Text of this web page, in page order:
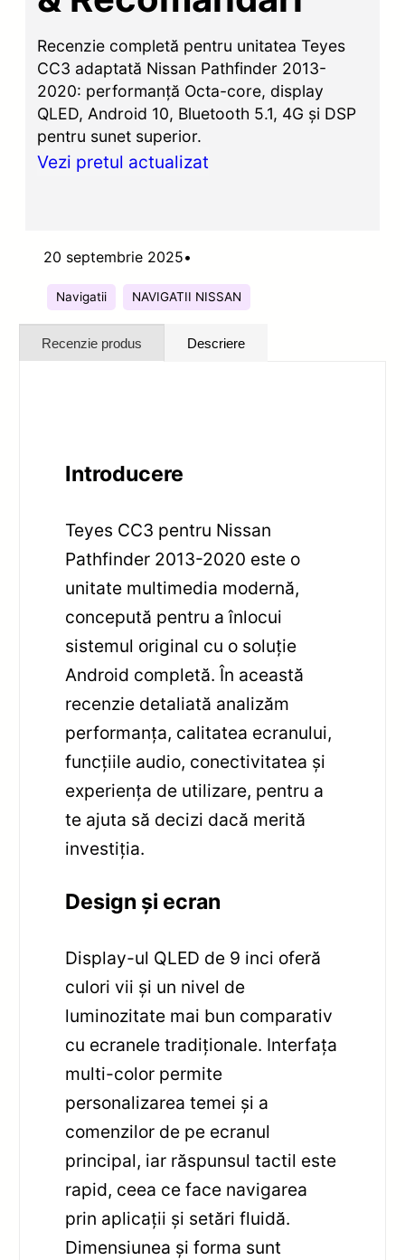
Recenzie completă pentru unitatea Teyes
CC3 adaptată Nissan Pathfinder 2013-
2020: performanță Octa-core, display
QLED, Android 10, Bluetooth 5.1, 4G și DSP
pentru sunet superior.
Vezi pretul actualizat
20 septembrie 2025•
Navigatii NAVIGATII NISSAN
Recenzie produs Descriere
Introducere
Teyes CC3 pentru Nissan
Pathfinder 2013-2020 este o
unitate multimedia modernă,
concepută pentru a înlocui
sistemul original cu o soluție
Android completă. În această
recenzie detaliată analizăm
performanța, calitatea ecranului,
funcțiile audio, conectivitatea și
experiența de utilizare, pentru a
te ajuta să decizi dacă merită
investiția.
Design și ecran
Display-ul QLED de 9 inci oferă
culori vii și un nivel de
luminozitate mai bun comparativ
cu ecranele tradiționale. Interfața
multi-color permite
personalizarea temei și a
comenzilor de pe ecranul
principal, iar răspunsul tactil este
rapid, ceea ce face navigarea
prin aplicații și setări fluidă.
Dimensiunea și forma sunt